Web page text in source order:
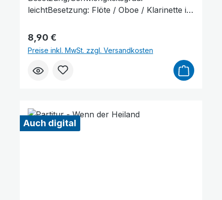
leichtBesetzung: Flöte / Oboe / Klarinette in
Mandola / Mandoloncello / Gitarre /
KontrabassLieferumfang: Partitur und
Stimmenauszüge, Stimmenauszüge dürfen
als Kopiervorlage verwendet werden. Die
Lieferzeit beträgt ca. 7 Werktage, da dieser
Regulärer Preis:
8,90 €
Preise inkl. MwSt. zzgl. Versandkosten
Auch digital
Leseführung